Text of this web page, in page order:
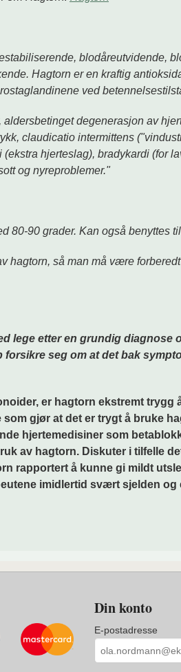
blodåreutvidende,
Hagtorn er en kraftig
ved
degenerasjon av
claudicatio intermittens
hjerteslag), bradykardi (for
og nyreproblemer."
80-90 grader. Kan også benyttes
hagtorn, så man må være
lege etter en grundig
seg om at det bak
er hagtorn ekstremt
gjør at det er trygt å bruke
hjertemedisiner som
av hagtorn. Diskuter i tilfelle
rapportert å kunne gi mildt
imidlertid svært sjelden
Din konto
E-postadresse